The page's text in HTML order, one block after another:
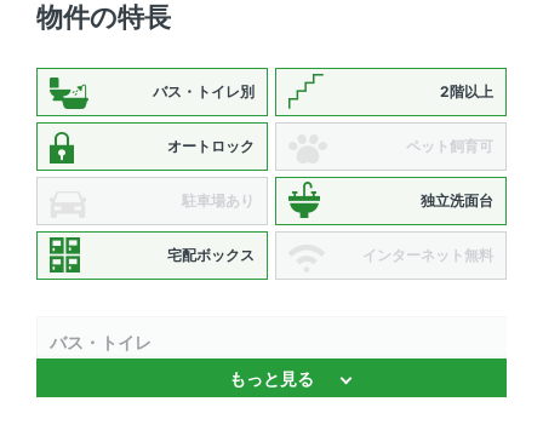
物件の特長
バス・トイレ別 2階以上
オートロック ペット飼育可
駐車場あり 独立洗面台
宅配ボックス インターネット無料
バス・トイレ
バストイレ別 、 浴室乾燥機 、 追焚機能 、 独立洗面台 、
もっと見る